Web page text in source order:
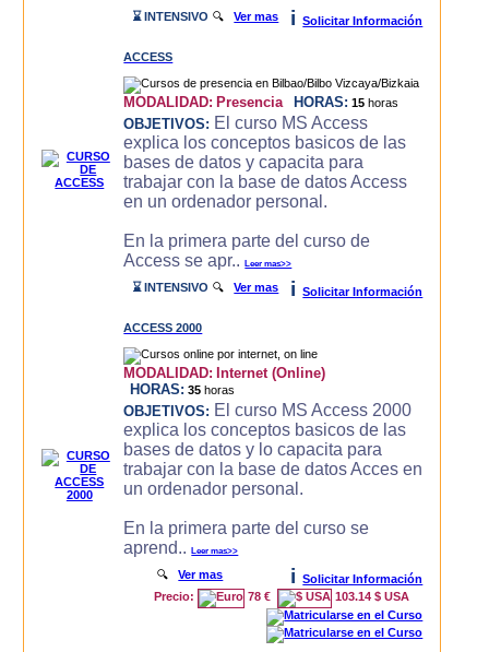
⌛ INTENSIVO 🔍Ver mas i Solicitar Información
ACCESS
MODALIDAD: Presencia HORAS: 15 horas
OBJETIVOS: El curso MS Access
explica los conceptos basicos de las
bases de datos y capacita para
trabajar con la base de datos Access
en un ordenador personal.
En la primera parte del curso de
Access se apr..Leer mas>>
⌛ INTENSIVO 🔍Ver mas i Solicitar Información
ACCESS 2000
MODALIDAD: Internet (Online)
HORAS: 35 horas
OBJETIVOS: El curso MS Access 2000
explica los conceptos basicos de las
bases de datos y lo capacita para
trabajar con la base de datos Acces en
un ordenador personal.
En la primera parte del curso se
aprend..Leer mas>>
🔍Ver mas i
Solicitar Información
Precio:
78 € 103.14 $ USA